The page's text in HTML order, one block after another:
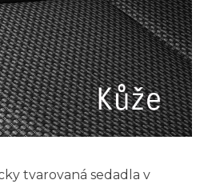
tvarovaná sedadla v